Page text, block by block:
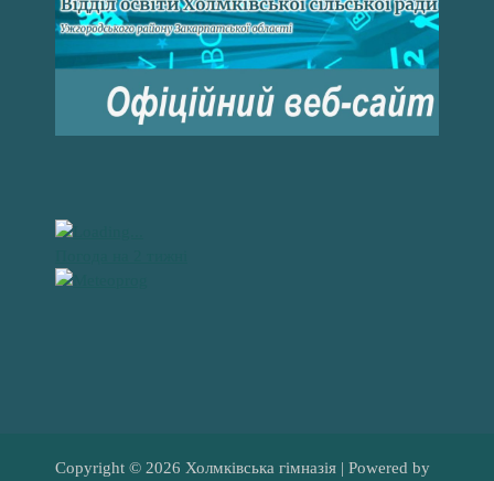
Copyright © 2026 Холмківська гімназія | Powered by